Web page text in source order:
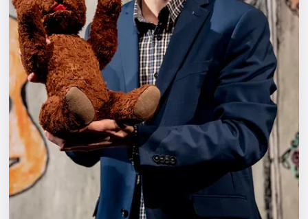
Города
Площадки
Артисты
Рейтинги